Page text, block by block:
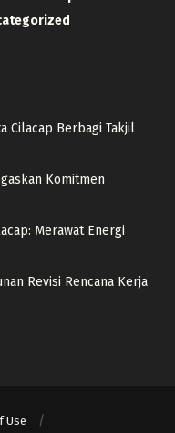
Cilacap Berbagi Takjil
Komitmen
Merawat Energi
Revisi Rencana Kerja
Use